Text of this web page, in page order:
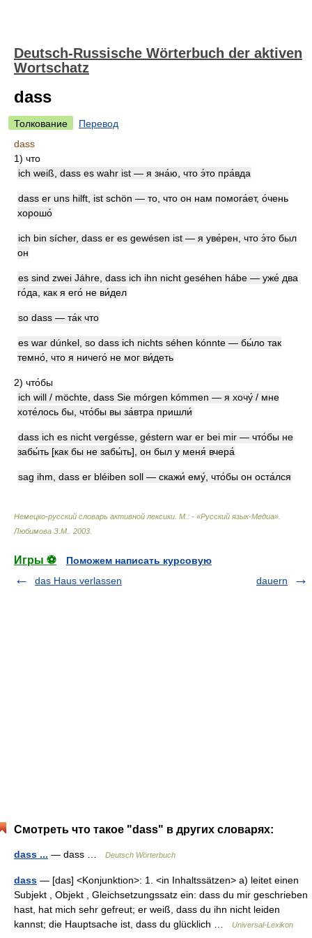
Deutsch-Russische Wörterbuch der aktiven
Wortschatz
dass
Толкование
Перевод
dass
1) что
ich weiß, dass es wahr ist — я зна́ю, что э́то пра́вда
dass er uns hilft, ist schön — то, что он нам помога́ет, о́чень
хорошо́
ich bin sícher, dass er es gewésen ist — я уве́рен, что э́то был
он
es sind zwei Jáhre, dass ich ihn nicht geséhen hábe — уже́ два
го́да, как я его́ не ви́дел
so dass — та́к что
es war dúnkel, so dass ich nichts séhen kónnte — бы́ло так
темно́, что я ничего́ не мог ви́деть
2) что́бы
ich will / möchte, dass Sie mórgen kómmen — я хочу́ / мне
хоте́лось бы, что́бы вы за́втра пришли́
dass ich es nicht vergésse, géstern war er bei mir — что́бы не
забы́ть [как бы не забы́ть], он был у меня́ вчера́
sag ihm, dass er bléiben soll — скажи́ ему́, что́бы он оста́лся
Немецко-русский словарь активной лексики. М.: - «Русский язык-Медиа»
Любимова З.М.
2003
Игры ⚽
Поможем написать курсовую
das Haus verlassen
dauern
Смотреть что такое "dass" в других словарях:
dass ... — dass … Deutsch Wörterbuch
dass — [das] <Konjunktion>: 1. <in Inhaltssätzen> a) leitet einen
Subjekt , Objekt , Gleichsetzungssatz ein: dass du mir geschrieben
hast, hat mich sehr gefreut; er weiß, dass du ihn nicht leiden
kannst; die Hauptsache ist, dass du glücklich …
Universal-Lexikon